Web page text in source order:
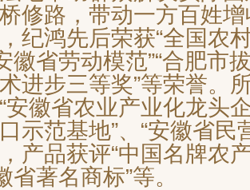
修路，带动一方百姓
纪鸿先后荣获“全国农
徽省劳动模范”“合肥市
进步三等奖”等荣誉。
安徽省农业产业化龙头
示范基地”、“安徽省民
产品获评“中国名牌农
省著名商标”等。